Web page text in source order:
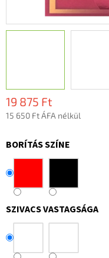
19 875 Ft
15 650 Ft ÁFA nélkül
BORÍTÁS SZÍNE
SZIVACS VASTAGSÁGA